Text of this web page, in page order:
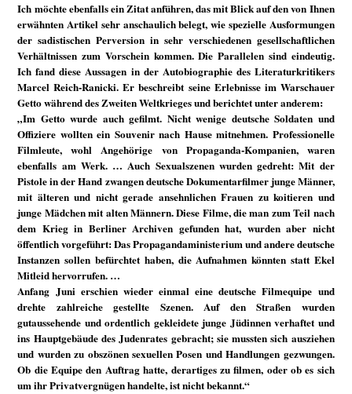
Ich möchte ebenfalls ein Zitat anführen, das mit Blick auf den von Ihnen
erwähnten Artikel sehr anschaulich belegt, wie spezielle Ausformungen
der sadistischen Perversion in sehr verschiedenen gesellschaftlichen
Verhältnissen zum Vorschein kommen. Die Parallelen sind eindeutig.
Ich fand diese Aussagen in der Autobiographie des Literaturkritikers
Marcel Reich-Ranicki. Er beschreibt seine Erlebnisse im Warschauer
Getto während des Zweiten Weltkrieges und berichtet unter anderem:
„Im Getto wurde auch gefilmt. Nicht wenige deutsche Soldaten und
Offiziere wollten ein Souvenir nach Hause mitnehmen. Professionelle
Filmleute, wohl Angehörige von Propaganda-Kompanien, waren
ebenfalls am Werk. … Auch Sexualszenen wurden gedreht: Mit der
Pistole in der Hand zwangen deutsche Dokumentarfilmer junge Männer,
mit älteren und nicht gerade ansehnlichen Frauen zu koitieren und
junge Mädchen mit alten Männern. Diese Filme, die man zum Teil nach
dem Krieg in Berliner Archiven gefunden hat, wurden aber nicht
öffentlich vorgeführt: Das Propagandaministerium und andere deutsche
Instanzen sollen befürchtet haben, die Aufnahmen könnten statt Ekel
Mitleid hervorrufen. …
Anfang Juni erschien wieder einmal eine deutsche Filmequipe und
drehte zahlreiche gestellte Szenen. Auf den Straßen wurden
gutaussehende und ordentlich gekleidete junge Jüdinnen verhaftet und
ins Hauptgebäude des Judenrates gebracht; sie mussten sich ausziehen
und wurden zu obszönen sexuellen Posen und Handlungen gezwungen.
Ob die Equipe den Auftrag hatte, derartiges zu filmen, oder ob es sich
um ihr Privatvergnügen handelte, ist nicht bekannt.“